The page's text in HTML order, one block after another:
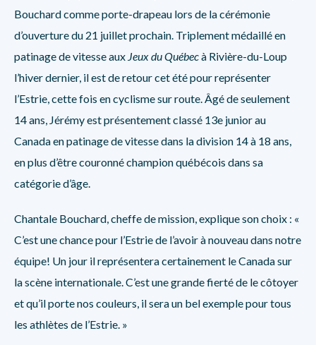
Bouchard comme porte-drapeau lors de la cérémonie
d’ouverture du 21 juillet prochain. Triplement médaillé en
patinage de vitesse aux Jeux du Québecà Rivière-du-Loup
l’hiver dernier, il est de retour cet été pour représenter
l’Estrie, cette fois en cyclisme sur route. Âgé de seulement
14 ans, Jérémy est présentement classé 13e junior au
Canada en patinage de vitesse dans la division 14 à 18 ans,
en plus d’être couronné champion québécois dans sa
catégorie d’âge.
Chantale Bouchard, cheffe de mission, explique son choix : «
C’est une chance pour l’Estrie de l’avoir à nouveau dans notre
équipe! Un jour il représentera certainement le Canada sur
la scène internationale. C’est une grande fierté de le côtoyer
et qu’il porte nos couleurs, il sera un bel exemple pour tous
les athlètes de l’Estrie. »